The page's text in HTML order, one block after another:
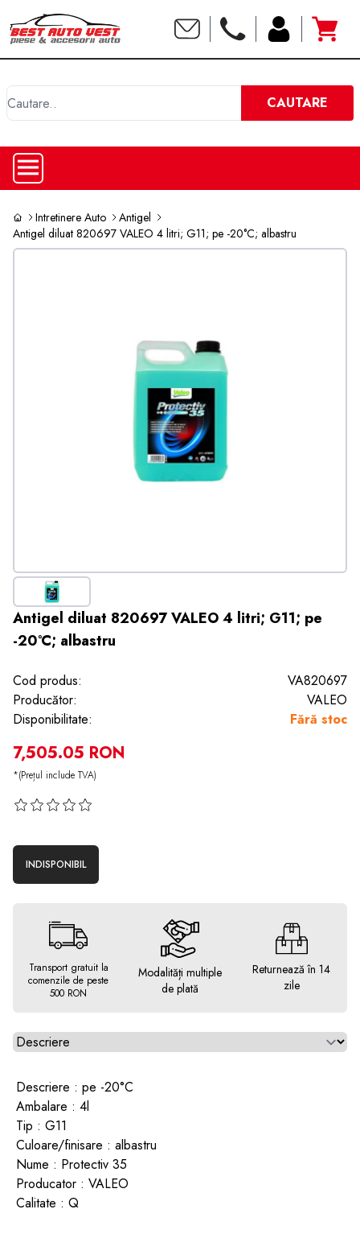
CAUTARE
Intretinere Auto
Antigel
Antigel diluat 820697 VALEO 4 litri; G11; pe -20°C; albastru
Antigel diluat 820697 VALEO 4 litri; G11; pe
-20°C; albastru
Cod produs:
VA820697
Producător:
VALEO
Disponibilitate:
Fără stoc
7,505.05 RON
*(Prețul include TVA)
INDISPONIBIL
Transport gratuit la
comenzile de peste
500 RON
Modalități multiple
de plată
Returnează în 14
zile
Alegeti tab
Descriere : pe -20°C
Ambalare : 4l
Tip : G11
Culoare/finisare : albastru
Nume : Protectiv 35
Producator : VALEO
Calitate : Q